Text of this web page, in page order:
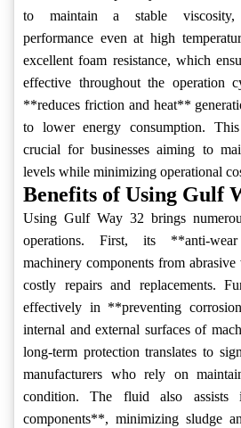
to maintain a stable viscosity,
performance even at high
excellent foam resistance, which
effective throughout the operation
**reduces friction and heat**
to lower energy consumption.
crucial for businesses aiming to
levels while minimizing operational
Benefits of Using Gulf
Using Gulf Way 32 brings
operations. First, its **anti-
machinery components from
costly repairs and replacements.
effectively in **preventing
internal and external surfaces of
long-term protection translates to
manufacturers who rely on
condition. The fluid also assists
components**, minimizing sludge